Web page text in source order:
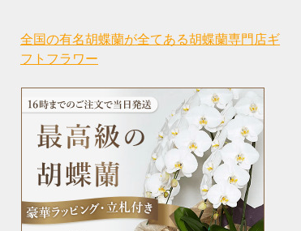
全国の有名胡蝶蘭が全てある胡蝶蘭専門店ギ
フトフラワー